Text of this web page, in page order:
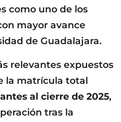
como uno de los
mayor avance
de Guadalajara.
relevantes expuestos
la matrícula total
al cierre de 2025,
tras la